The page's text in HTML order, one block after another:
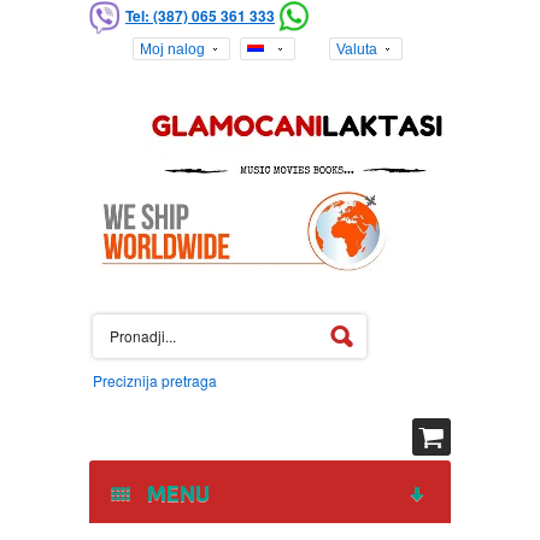
Tel: (387) 065 361 333
Moj nalog Valuta
Preciznija pretraga
MENU